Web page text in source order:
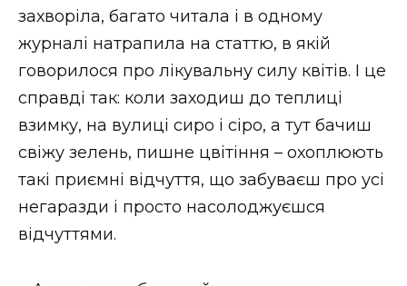
захворіла, багато читала і в одному
журналі натрапила на статтю, в якій
говорилося про лікувальну силу квітів. І це
справді так: коли заходиш до теплиці
взимку, на вулиці сиро і сіро, а тут бачиш
свіжу зелень, пишне цвітіння – охоплюють
такі приємні відчуття, що забуваєш про усі
негаразди і просто насолоджуєшся
відчуттями.